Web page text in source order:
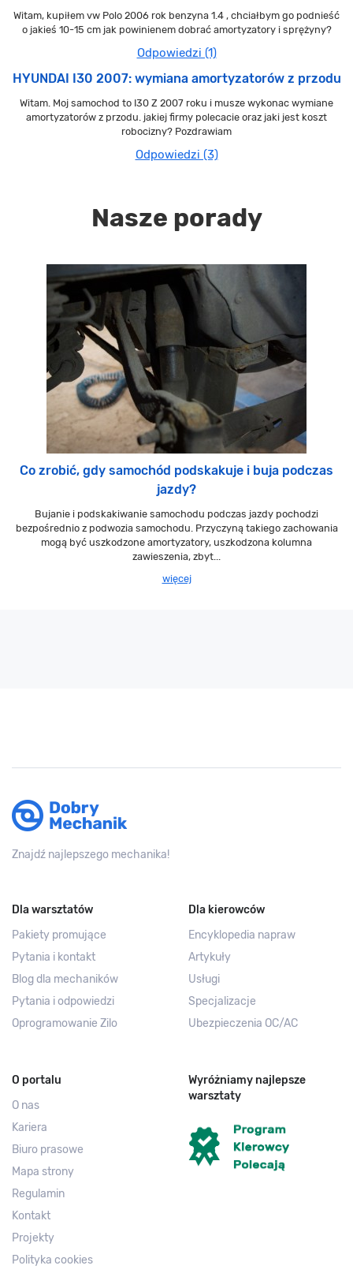
Witam, kupiłem vw Polo 2006 rok benzyna 1.4 , chciałbym go podnieść
o jakieś 10-15 cm jak powinienem dobrać amortyzatory i sprężyny?
Odpowiedzi (1)
HYUNDAI I30 2007: wymiana amortyzatorów z przodu
Witam. Moj samochod to I30 Z 2007 roku i musze wykonac wymiane
amortyzatorów z przodu. jakiej firmy polecacie oraz jaki jest koszt
robocizny? Pozdrawiam
Odpowiedzi (3)
Nasze porady
Co zrobić, gdy samochód podskakuje i buja podczas
jazdy?
Bujanie i podskakiwanie samochodu podczas jazdy pochodzi
bezpośrednio z podwozia samochodu. Przyczyną takiego zachowania
mogą być uszkodzone amortyzatory, uszkodzona kolumna
zawieszenia, zbyt...
więcej
Znajdź najlepszego mechanika!
Dla warsztatów
Pakiety promujące
Pytania i kontakt
Blog dla mechaników
Pytania i odpowiedzi
Oprogramowanie Zilo
Dla kierowców
Encyklopedia napraw
Artykuły
Usługi
Specjalizacje
Ubezpieczenia OC/AC
O portalu
O nas
Kariera
Biuro prasowe
Mapa strony
Regulamin
Kontakt
Projekty
Polityka cookies
Wyróżniamy najlepsze
warsztaty